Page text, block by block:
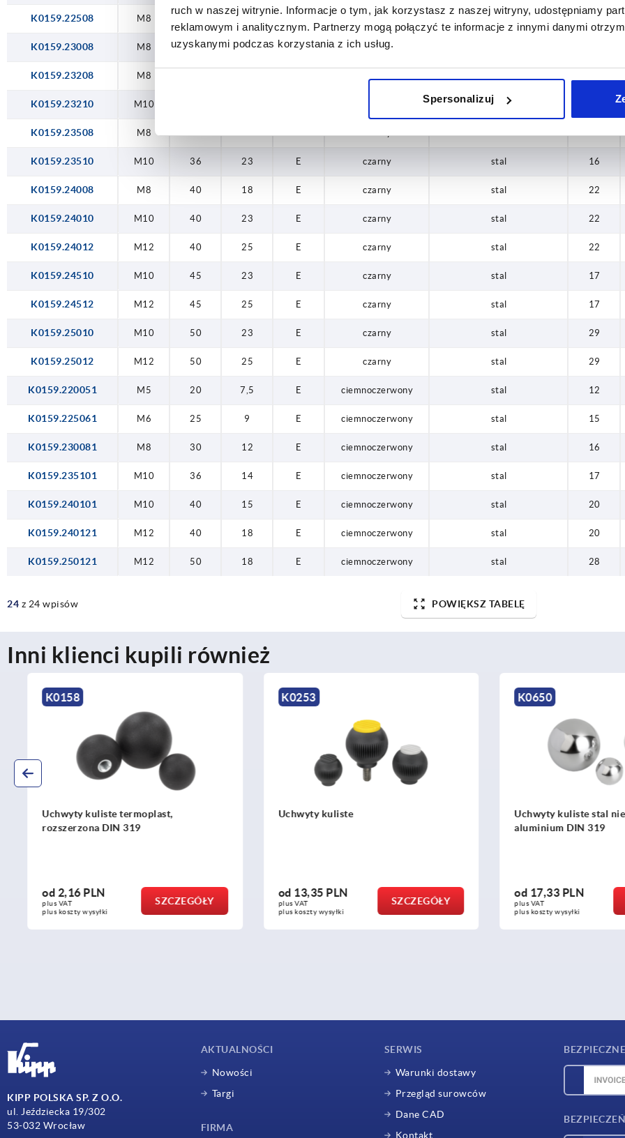
ruch w naszej witrynie. Informacje o tym, jak korzystasz z naszej witryny, udostępniamy
reklamowym i analitycznym. Partnerzy mogą połączyć te informacje z innymi danymi
uzyskanymi podczas korzystania z ich usług.
Spersonalizuj
K0159.22508 M8 czarny 15
K0159.23008 M8 30 15 E czarny
K0159.23208 M8
K0159.23210 M10 stal
K0159.23508 M8
K0159.23510 M10 36 23 E czarny stal 16
K0159.24008 M8 40 18 E czarny stal 22
K0159.24010 M10 40 23 E czarny stal 22
K0159.24012 M12 40 25 E czarny stal 22
K0159.24510 M10 45 23 E czarny stal 17
K0159.24512 M12 45 25 E czarny stal 17
K0159.25010 M10 50 23 E czarny stal 29
K0159.25012 M12 50 25 E czarny stal 29
K0159.220051 M5 20 7,5 E ciemnoczerwony stal 12
K0159.225061 M6 25 9 E ciemnoczerwony stal 15
K0159.230081 M8 30 12 E ciemnoczerwony stal 16
K0159.235101 M10 36 14 E ciemnoczerwony stal 17
K0159.240101 M10 40 15 E ciemnoczerwony stal 20
K0159.240121 M12 40 18 E ciemnoczerwony stal 20
K0159.250121 M12 50 18 E ciemnoczerwony stal 28
24 z 24 wpisów POWIĘKSZ TABELĘ
Inni klienci kupili również
K0158
Uchwyty kuliste termoplast,
rozszerzona DIN 319
2,16 PLN
plus VAT
plus koszty wysyłki
SZCZEGÓŁY
K0253
Uchwyty kuliste
13,35 PLN
plus VAT
plus koszty wysyłki
SZCZEGÓŁY
K0650
Uchwyty kuliste stal
aluminium DIN 319
17,33 PLN
plus VAT
plus koszty wysyłki
KIPP POLSKA SP. Z O.O.
ul. Jeździecka 19/302
53-032 Wrocław
AKTUALNOŚCI
Nowości
Targi
FIRMA
SERWIS
Warunki dostawy
Przegląd surowców
Dane CAD
Kontakt